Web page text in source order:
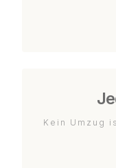
Kein Umzug